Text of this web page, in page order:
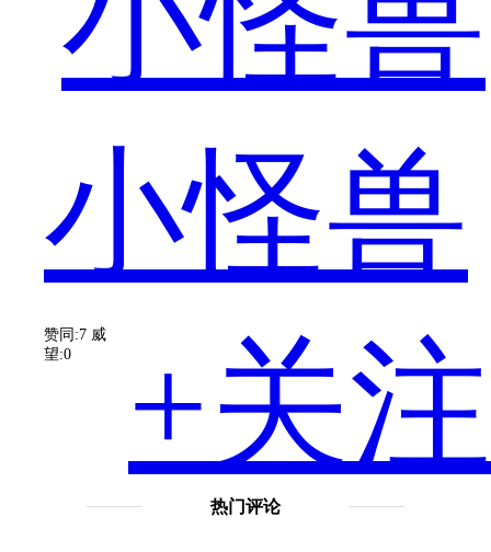
于
最
新
小怪兽
+关注
赞同:7 威
望:0
热门评论